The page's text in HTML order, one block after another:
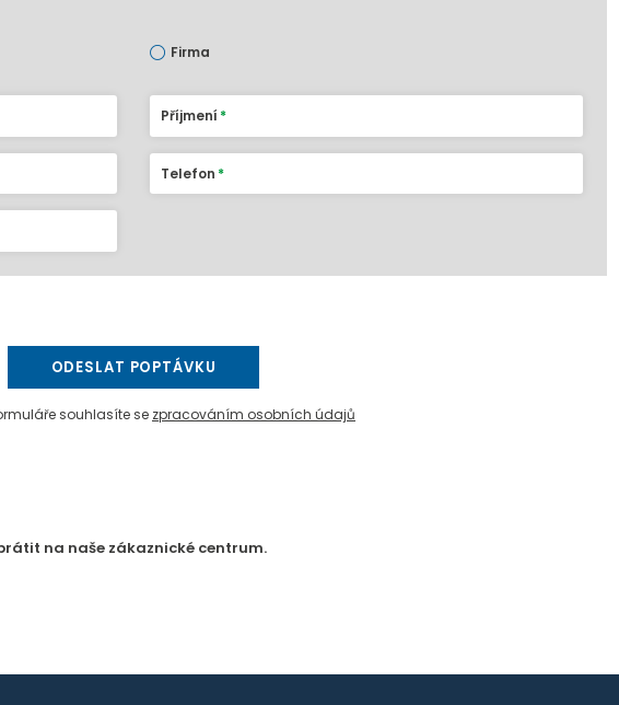
Firma
Příjmení
Telefon
ODESLAT POPTÁVKU
souhlasíte se zpracováním osobních údajů
na naše zákaznické centrum.